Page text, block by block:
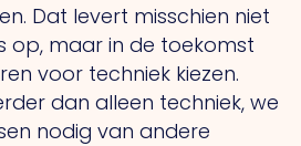
Dat levert misschien niet
op, maar in de toekomst
voor techniek kiezen.
dan alleen techniek, we
nodig van andere